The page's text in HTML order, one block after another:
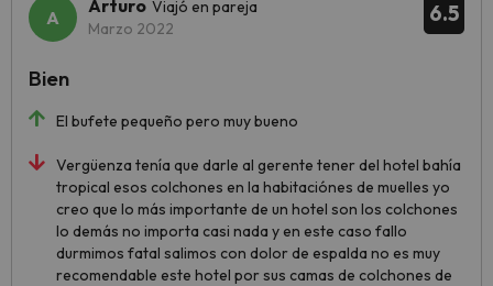
6.5
Arturo Viajó en pareja
Marzo 2022
El bufete pequeño pero muy bueno
Vergüenza tenía que darle al gerente tener del hotel bahía
tropical esos colchones en la habitaciónes de muelles yo
creo que lo más importante de un hotel son los colchones
lo demás no importa casi nada y en este caso fallo
durmimos fatal salimos con dolor de espalda no es muy
recomendable este hotel por sus camas de colchones de
Bien